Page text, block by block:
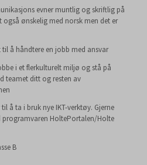
evner muntlig og skriftlig på
også ønskelig med norsk men det er
til å håndtere en jobb med ansvar
i et flerkulturelt miljø og stå på
teamet ditt og resten av
å ta i bruk nye IKT-verktøy. Gjerne
programvaren HoltePortalen/Holte
B